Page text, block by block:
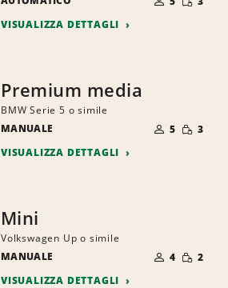
PERSONERIDOTTA
VISUALIZZA DETTAGLI
Premium media
BMW Serie 5 o simile
MANUALE
DI
PERSONE
5 RIDOTTA
3
VISUALIZZA DETTAGLI
Mini
Volkswagen Up o simile
MANUALE
DI
PERSONE
4 RIDOTTA
2
VISUALIZZA DETTAGLI